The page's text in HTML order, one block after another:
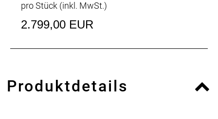
pro Stück (inkl. MwSt.)
2.799,00 EUR
Produktdetails